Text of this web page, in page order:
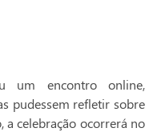
um encontro online,
pudessem refletir sobre
a celebração ocorrerá no